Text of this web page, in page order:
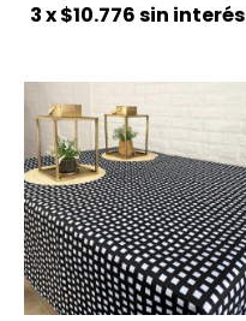
3x$10.776sin interés